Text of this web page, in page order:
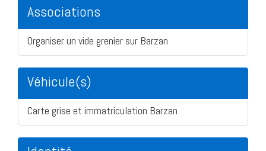
Associations
Organiser un vide grenier sur Barzan
Véhicule(s)
Carte grise et immatriculation Barzan